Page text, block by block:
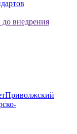
внедрения
Приволжский